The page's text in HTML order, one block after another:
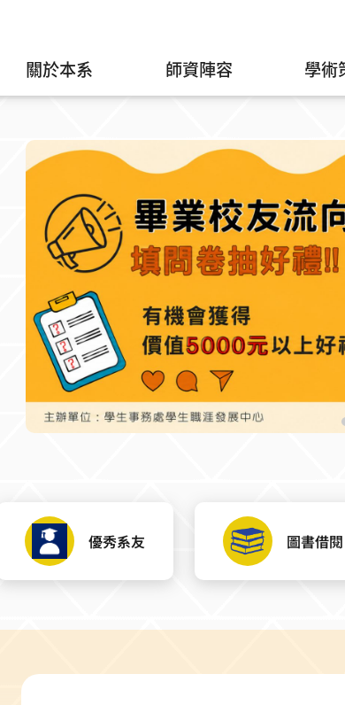
關於本系 師資陣容 學術
優秀系友 圖書借閱